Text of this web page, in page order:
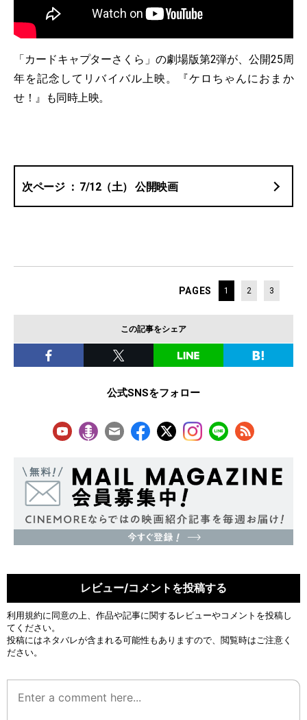
「カードキャプターさくら」の劇場版第2弾が、公開25周
年を記念してリバイバル上映。『ケロちゃんにおまか
せ！』も同時上映。
7/12（土） 公開映画
PAGES 1 2 3
この記事をシェア
公式SNSをフォロー
レビュー/コメントを投稿する
利用規約に同意の上、作品や記事に関するレビューやコメントを投稿し
てください。
投稿にはネタバレが含まれる可能性もありますので、閲覧時はご注意く
ださい。